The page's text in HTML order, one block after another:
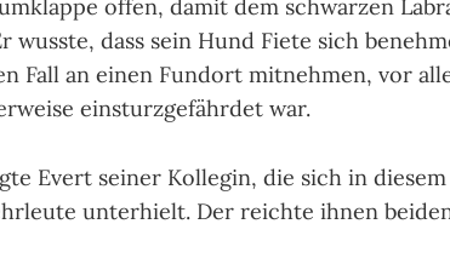
offen, damit dem schwarzen
wusste, dass sein Hund Fiete sich
Fall an einen Fundort mitnehmen, vor
einsturzgefährdet war.
Evert seiner Kollegin, die sich in
unterhielt. Der reichte ihnen